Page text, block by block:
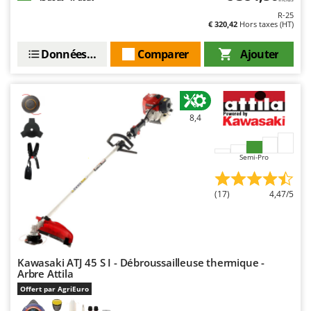
R-25
€ 320,42 Hors taxes (HT)
Ajouter
Comparer
Données techniques
8,4
Semi-Pro
(17) 4,47/5
Kawasaki ATJ 45 S I - Débroussailleuse thermique -
Arbre Attila
Offert par AgriEuro